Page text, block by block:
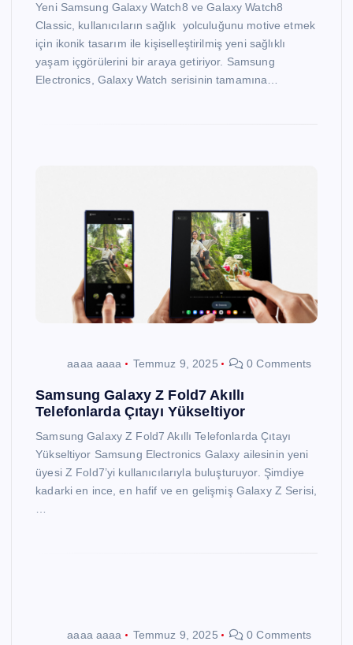
Yeni Samsung Galaxy Watch8 ve Galaxy Watch8
Classic, kullanıcıların sağlık yolculuğunu motive etmek
için ikonik tasarım ile kişiselleştirilmiş yeni sağlıklı
yaşam içgörülerini bir araya getiriyor. Samsung
Electronics, Galaxy Watch serisinin tamamına…
aaaa aaaa Temmuz 9, 2025 0 Comments
Samsung Galaxy Z Fold7 Akıllı
Telefonlarda Çıtayı Yükseltiyor
Samsung Galaxy Z Fold7 Akıllı Telefonlarda Çıtayı
Yükseltiyor Samsung Electronics Galaxy ailesinin yeni
üyesi Z Fold7’yi kullanıcılarıyla buluşturuyor. Şimdiye
kadarki en ince, en hafif ve en gelişmiş Galaxy Z Serisi,
aaaa aaaa Temmuz 9, 2025 0 Comments